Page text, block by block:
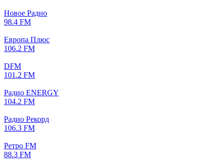
Новое Радио
98.4 FM
Европа Плюс
106.2 FM
DFM
101.2 FM
Радио ENERGY
104.2 FM
Радио Рекорд
106.3 FM
Ретро FM
88.3 FM